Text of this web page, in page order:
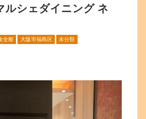
ルシェダイニング ネ
全般 大阪市福島区 未分類